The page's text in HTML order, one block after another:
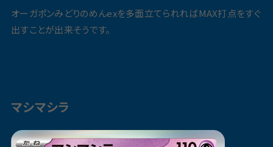
オーガポンみどりのめんexを多面立てられればMAX打点をすぐ
出すことが出来そうです。
マシマシラ